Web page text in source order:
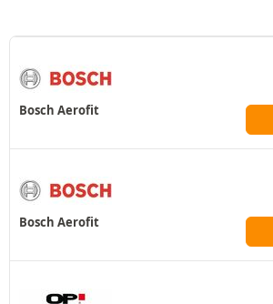
Bosch Aerofit
Bosch Aerofit